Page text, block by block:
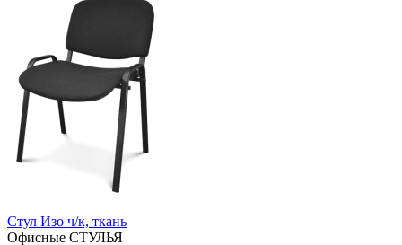
Стул Изо ч/к, ткань
Офисные СТУЛЬЯ